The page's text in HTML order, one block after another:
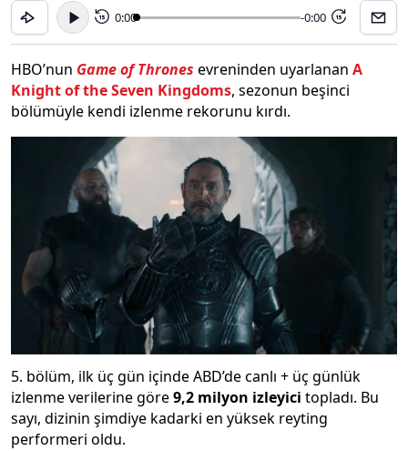
15 0:00 -0:00 15
HBO’nun Game of Thrones evreninden uyarlanan A
Knight of the Seven Kingdoms, sezonun beşinci
bölümüyle kendi izlenme rekorunu kırdı.
5. bölüm, ilk üç gün içinde ABD’de canlı + üç günlük
izlenme verilerine göre9,2 milyon izleyici topladı. Bu
sayı, dizinin şimdiye kadarki en yüksek reyting
performeri oldu.